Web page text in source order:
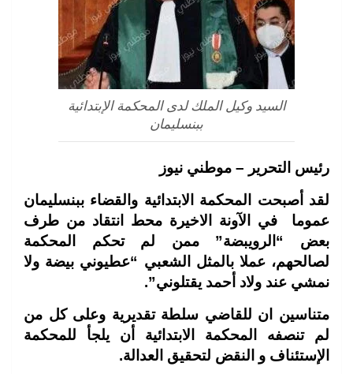
السيد وكيل الملك لدى المحكمة الإبتدائية
ببنسليمان
رئيس التحرير – موطني نيوز
لقد أصبحت المحكمة الابتدائية والقضاء ببنسليمان
عموما في الآونة الاخيرة محط انتقاد من طرف
بعض “الرويبضة” ممن لم تحكم المحكمة
لصالحهم، عملا بالمثل الشعبي “عطيوني بيضة ولا
نمشي عند ولاد أحمد يقتلوني”.
متناسين ان للقاضي سلطة تقديرية وعلى كل من
لم تنصفه المحكمة الابتدائية أن يلجأ للمحكمة
الإستئناف و النقض لتحقيق العدالة.